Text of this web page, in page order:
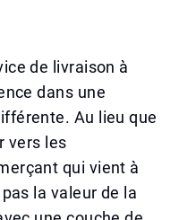
de livraison à
dans une
Au lieu que
vers les
qui vient à
la valeur de la